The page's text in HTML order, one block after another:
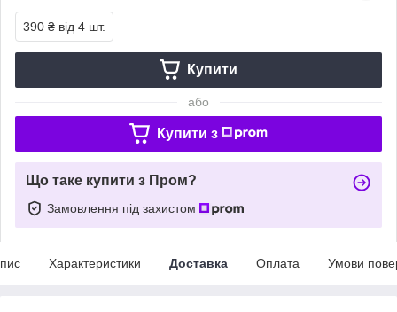
390 ₴ від 4 шт.
Купити
або
Купити з
Що таке купити з Пром?
Замовлення під захистом
Характеристики Доставка Оплата Умови